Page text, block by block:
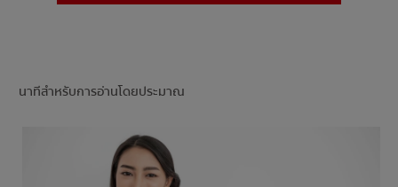
นาทีสำหรับการอ่านโดยประมาณ